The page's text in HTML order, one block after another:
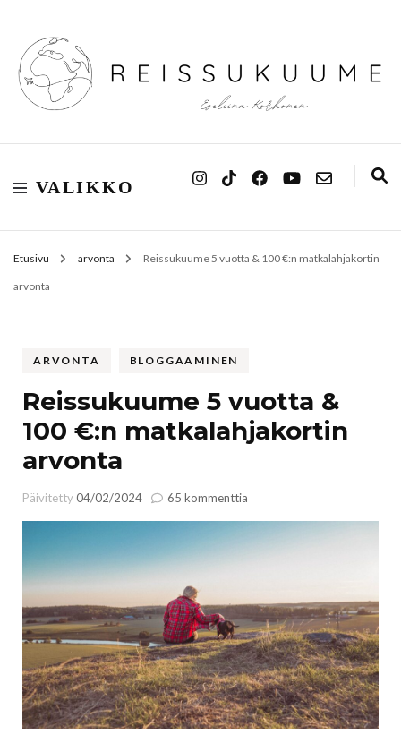
Reissukuume
VALIKKO
Etusivu arvonta Reissukuume 5 vuotta & 100 €:n matkalahjakortin
arvonta
ARVONTA BLOGGAAMINEN
Reissukuume 5 vuotta &
100 €:n matkalahjakortin
arvonta
Päivitetty04/02/2024 65 kommenttia
€:n
matkalahjakortin
arvonta